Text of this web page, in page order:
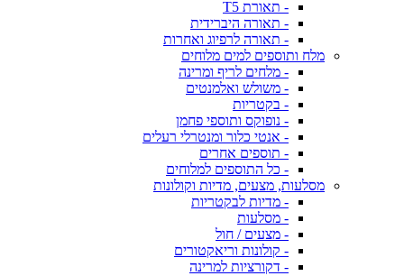
- תאורת T5
- תאורה היברידית
- תאורה לרפיוג ואחרות
מלח ותוספים למים מלוחים
- מלחים לריף ומרינה
- משולש ואלמנטים
- בקטריות
- נופוקס ותוספי פחמן
- אנטי כלור ומנטרלי רעלים
- תוספים אחרים
- כל התוספים למלוחים
מסלעות, מצעים, מדיות וקולונות
- מדיות לבקטריות
- מסלעות
- מצעים / חול
- קולונות וריאקטורים
- דקורציות למרינה